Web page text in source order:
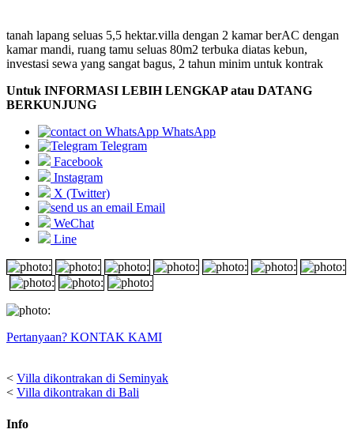
tanah lapang seluas 5,5 hektar.villa dengan 2 kamar berAC dengan
kamar mandi, ruang tamu seluas 80m2 terbuka diatas kebun,
investasi sewa yang sangat bagus, 2 tahun minim untuk kontrak
Untuk INFORMASI LEBIH LENGKAP atau DATANG
BERKUNJUNG
WhatsApp
Telegram
Facebook
Instagram
X (Twitter)
Email
WeChat
Line
Pertanyaan? KONTAK KAMI
< Villa dikontrakan di Seminyak
< Villa dikontrakan di Bali
Info